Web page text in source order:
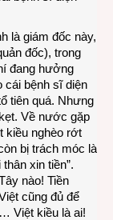
là giám đốc này,
đốc), trong
đang hưởng
cái bệnh sĩ diện
tiên quá. Nhưng
Về nước gặp
kiều nghèo rớt
bị trách móc là
xin tiền”.
nào! Tiền
cũng đủ để
Việt kiều là ai!